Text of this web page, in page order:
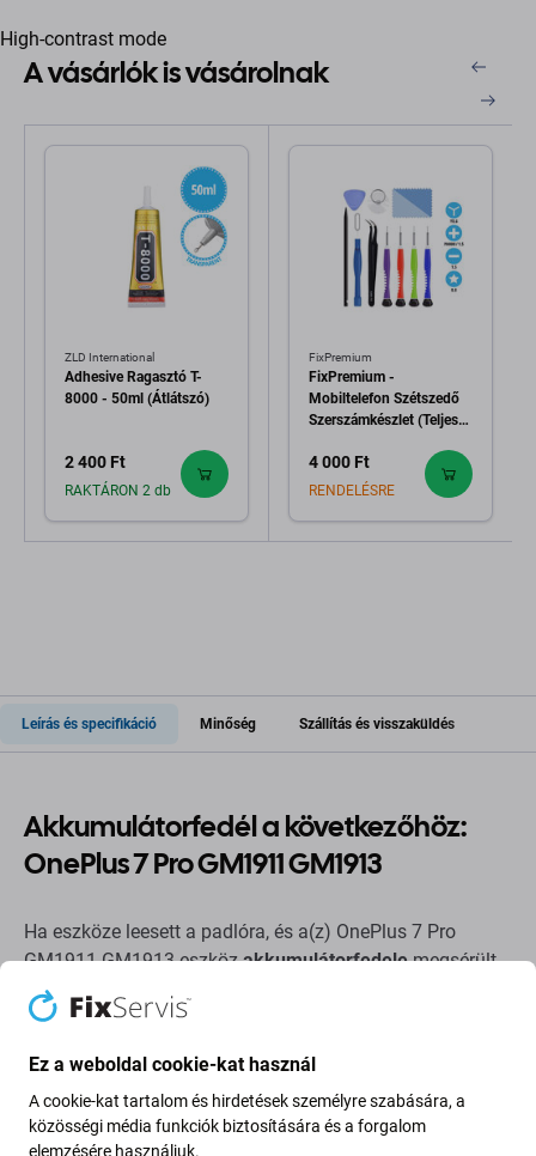
High-contrast mode
A vásárlók is vásárolnak
ZLD International
Adhesive Ragasztó T-
8000 - 50ml (Átlátszó)
2 400 Ft
RAKTÁRON 2 db
FixPremium
FixPremium -
Mobiltelefon Szétszedő
Szerszámkészlet (Teljes)
4 000 Ft
RENDELÉSRE
Leírás és specifikáció Minőség Szállítás és visszaküldés
Akkumulátorfedél a következőhöz:
OnePlus 7 Pro GM1911 GM1913
Ha eszköze leesett a padlóra, és a(z) OnePlus 7 Pro
GM1911 GM1913 eszközakkumulátorfedelemegsérült,
akkor ezt az alkatrészt
Minőség: Utángyártott- Az Aftermarket néven értékesített
alkatrész ugyanazon szabványok, specifikációk és
Ez a weboldal cookie-kat használ
A cookie-kat tartalom és hirdetések személyre szabására, a
közösségi média funkciók biztosítására és a forgalom
elemzésére használjuk.